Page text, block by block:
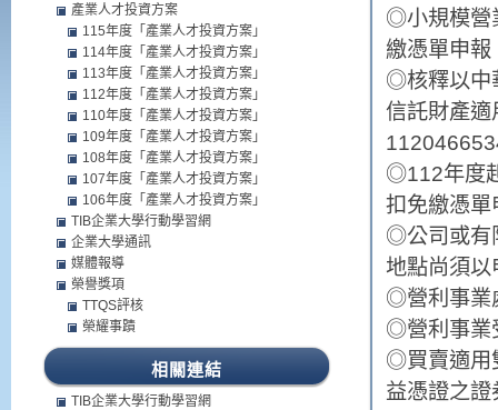
◎小規模營
繳憑單申
◎核釋以中
信託財產適
◎112年度
扣免繳憑
◎公司或有
地點尚須
◎營利事業
◎營利事業
◎買賣適用
益憑證之
產業人才投資方案
115年度「產業人才投資方案」
114年度「產業人才投資方案」
113年度「產業人才投資方案」
112年度「產業人才投資方案」
110年度「產業人才投資方案」
109年度「產業人才投資方案」
108年度「產業人才投資方案」
107年度「產業人才投資方案」
106年度「產業人才投資方案」
TIB企業大學行動學習網
企業大學通訊
媒體報導
榮譽獎項
TTQS評核
榮耀事蹟
相關連結
TIB企業大學行動學習網